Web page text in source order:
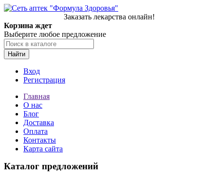
Заказать лекарства онлайн!
Корзина ждет
Выберите любое предложение
Найти
Вход
Регистрация
Главная
О нас
Блог
Доставка
Оплата
Контакты
Карта сайта
Каталог предложений